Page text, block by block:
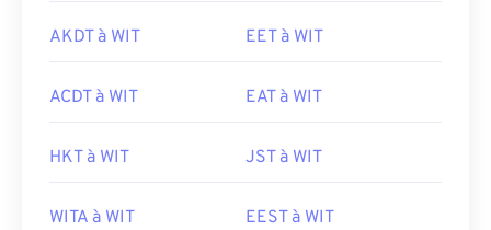
AKDT à WIT EET à WIT
ACDT à WIT EAT à WIT
HKT à WIT JST à WIT
WITA à WIT EEST à WIT